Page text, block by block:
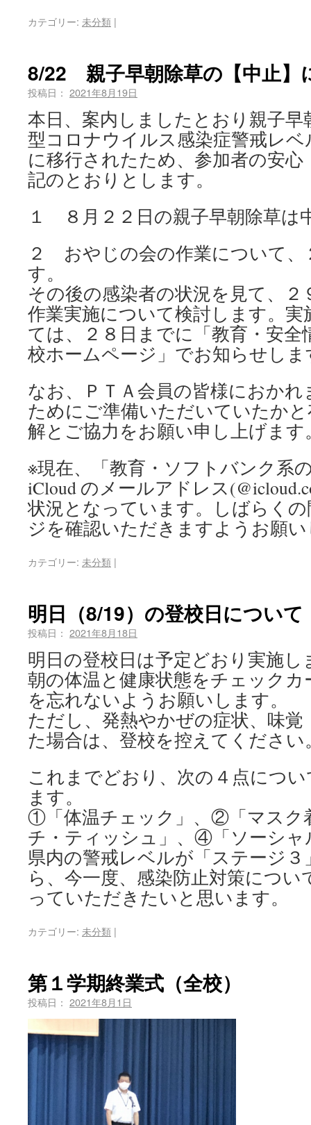
カテゴリー: 未分類 |
8/22 親子早朝除草の【中止】
投稿日： 2021年8月19日
本日、案内しましたとおり親子早
型コロナウイルス感染症警戒レ
に移行されたため、参加者の安
記のとおりとします。
１ ８月２２日の親子早朝除草は
２ おやじの会の作業について、
す。
その後の感染者の状況を見て、
作業実施について検討します。
ては、２８日までに「教育・安全
校ホームページ」でお知らせしま
なお、ＰＴＡ会員の皆様におか
ためにご準備いただいていたか
解とご協力をお願い申し上げます
※現在、「教育・ソフトバンク系
iCloud のメールアドレス
状況となっています。しばらく
ジを確認いただきますようお願
カテゴリー: 未分類 |
明日（8/19）の登校日について
投稿日： 2021年8月18日
明日の登校日は予定どおり実施し
朝の体温と健康状態をチェック
を忘れないようお願いします。
ただし、発熱やかぜの症状、味
た場合は、登校を控えてください
これまでどおり、次の４点につ
ます。
①「体温チェック」、②「マスク
チ・ティッシュ」、④「ソーシャ
県内の警戒レベルが「ステージ
ら、今一度、感染防止対策につ
っていただきたいと思います。
カテゴリー: 未分類 |
第１学期終業式（全校）
投稿日： 2021年8月1日